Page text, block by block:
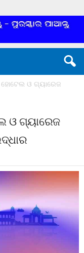
ଓ ଗ୍ୟାରେଜ
ଓ ଗ୍ୟାରେଜ